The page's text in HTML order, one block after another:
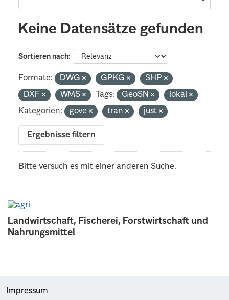
Landwirtschaft, Fischerei, Forstwirtschaft und
Nahrungsmittel
Keine Datensätze gefunden
Sortieren nach
Formate: DWG GPKG
SHP
DXF
WMS Tags: GeoSN
lokal
Kategorien:
gove tran just
Ergebnisse filtern
Bitte versuch es mit einer anderen Suche.
Impressum